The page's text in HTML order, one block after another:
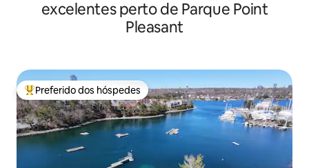
excelentes perto de Parque Point
Pleasant
Entre os melhores preferidos dos hóspedes
Preferido dos hóspedes